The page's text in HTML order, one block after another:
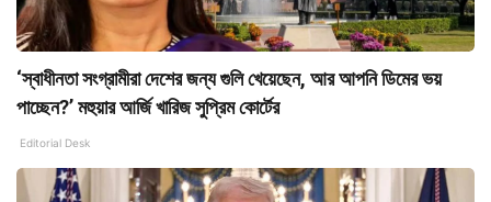
‘স্বাধীনতা সংগ্রামীরা দেশের জন্য গুলি খেয়েছেন, আর আপনি ডিমের ভয়
পাচ্ছেন?’ মহুয়ার আর্জি খারিজ সুপ্রিম কোর্টের
Editorial Desk